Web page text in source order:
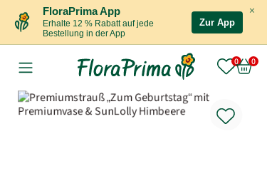
×
FloraPrima App
Erhalte 12 % Rabatt auf jede
Bestellung in der App
Zur App